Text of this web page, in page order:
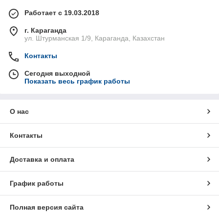
Работает с 19.03.2018
г. Караганда
ул. Штурманская 1/9, Караганда, Казахстан
Контакты
Сегодня выходной
Показать весь график работы
О нас
Контакты
Доставка и оплата
График работы
Полная версия сайта